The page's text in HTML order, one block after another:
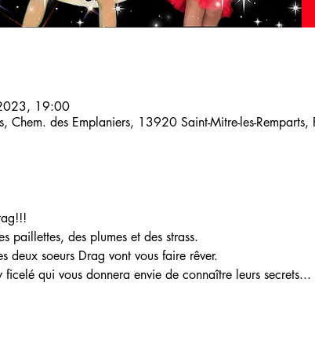
19:00
Chem. des Emplaniers, 13920 Saint-Mitre-les-Remparts,
paillettes, des plumes et des strass.
soeurs Drag vont vous faire rêver.
qui vous donnera envie de connaître leurs secrets...